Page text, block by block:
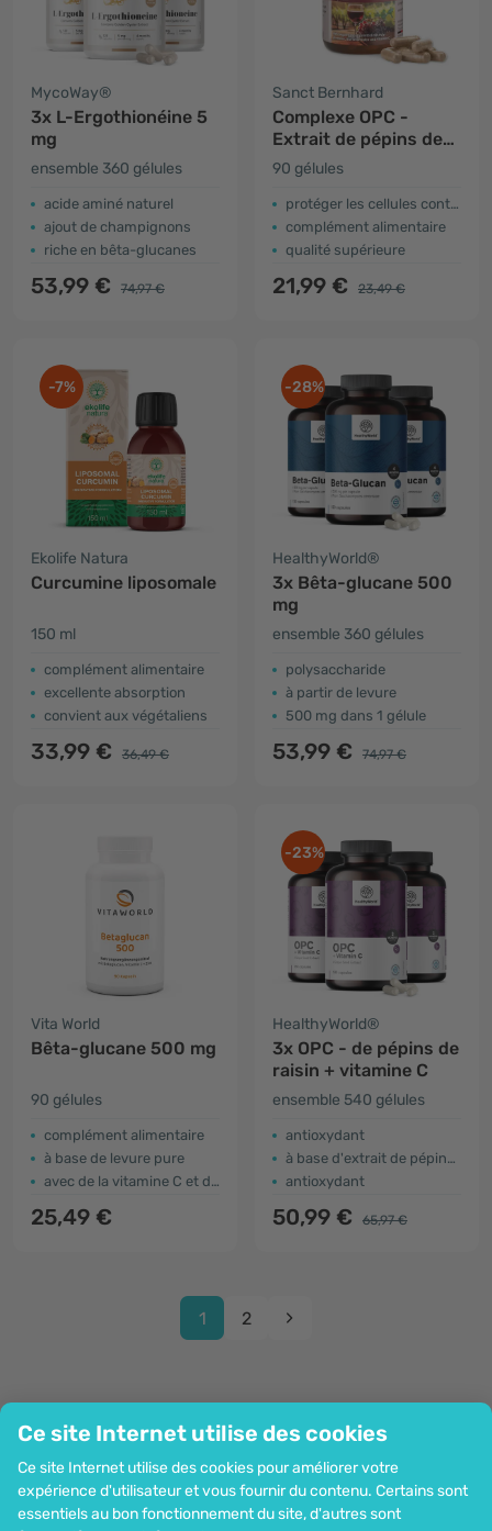
Ce site Internet utilise des cookies
Ce site Internet utilise des cookies pour améliorer votre
expérience d'utilisateur et vous fournir du contenu. Certains sont
essentiels au bon fonctionnement du site, d'autres sont
MycoWay®
3x L-Ergothionéine 5
mg
ensemble 360 gélules
acide aminé naturel
ajout de champignons
riche en bêta-glucanes
53,99 € 74,97 €
Sanct Bernhard
Complexe OPC -
Extrait de pépins de
raisin
90 gélules
protéger les cellules contre les radicaux libres
complément alimentaire
qualité supérieure
21,99 € 23,49 €
-7%
Ekolife Natura
Curcumine liposomale
150 ml
complément alimentaire
excellente absorption
convient aux végétaliens
33,99 € 36,49 €
-28%
HealthyWorld®
3x Bêta-glucane 500
mg
ensemble 360 gélules
polysaccharide
à partir de levure
500 mg dans 1 gélule
53,99 € 74,97 €
Vita World
Bêta-glucane 500 mg
90 gélules
complément alimentaire
à base de levure pure
avec de la vitamine C et du zinc
25,49 €
-23%
HealthyWorld®
3x OPC - de pépins de
raisin + vitamine C
ensemble 540 gélules
antioxydant
à base d'extrait de pépins de raisin
antioxydant
50,99 € 65,97 €
1 2
Information
Rejoignez-nous